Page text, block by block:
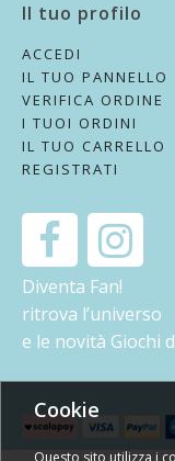
Il tuo profilo
ACCEDI
IL TUO PANNELLO
VERIFICA ORDINE
I TUOI ORDINI
IL TUO CARRELLO
REGISTRATI
Diventa Fan!
ritrova l’universo
e le novità Giochi
Cookie
Questo sito utilizza i